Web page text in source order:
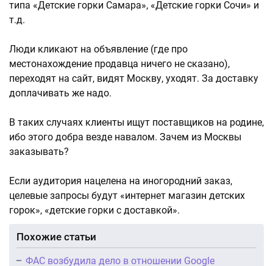
типа «Детские горки Самара», «Детские горки Сочи» и
т.д.
Люди кликают на объявление (где про
местонахождение продавца ничего не сказано),
переходят на сайт, видят Москву, уходят. За доставку
доплачивать же надо.
В таких случаях клиенты ищут поставщиков на родине,
ибо этого добра везде навалом. Зачем из Москвы
заказывать?
Если аудитория нацелена на иногородний заказ,
целевые запросы будут «интернет магазин детских
горок», «детские горки с доставкой».
Похожие статьи
ФАС возбудила дело в отношении Google